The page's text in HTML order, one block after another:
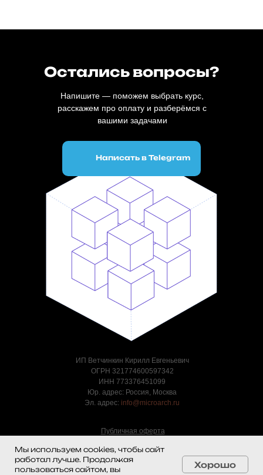
Остались вопросы?
Написать в Telegram
Напишите — поможем выбрать курс,
расскажем про оплату и разберёмся с
вашими задачами
ИП Ветчинкин Кирилл Евгеньевич
ОГРН 321774600597342
ИНН 773376451099
Юр. адрес: Россия, Москва
Эл. адрес: info@microarch.ru
Публичная оферта
персональных данных
Политика
конфиденциальности
Мы используем cookies, чтобы сайт
работал лучше. Продолжая
пользоваться сайтом, вы
Хорошо